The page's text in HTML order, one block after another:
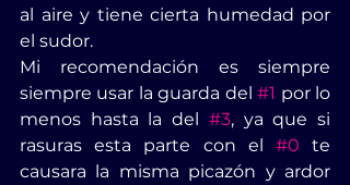
al aire y tiene cierta humedad por
el sudor.
Mi recomendación es siempre
siempre usar la guarda del #1 por lo
menos hasta la del #3, ya que si
rasuras esta parte con el #0 te
causara la misma picazón y ardor